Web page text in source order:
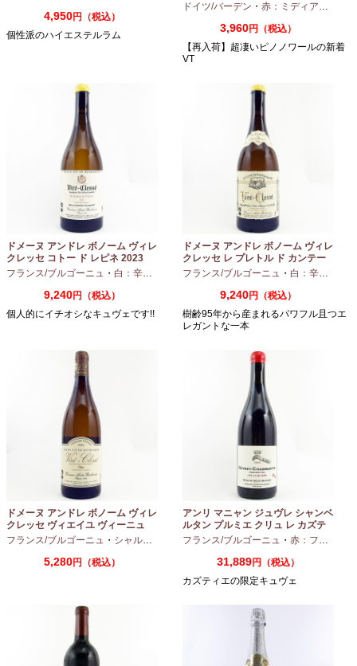
4,950円（税込）
個性派のハイエステルラム
ドイツ/バーデン ・ 赤：ミディアムボディ
3,960円（税込）
【再入荷】超凄いピノノワールの新着
VT
ドメーヌ アンドレ ボノーム ヴィレ
クレッセ コトー ド レピネ 2023
750ml
フランス/ブルゴーニュ ・ 白：辛口 シャルドネ
9,240円（税込）
個人的にイチオシなキュヴェです!!
ドメーヌ アンドレ ボノーム ヴィレ
クレッセ レ プレトル ド カンテー
ヌ 2023 750ml
フランス/ブルゴーニュ ・ 白：辛口
9,240円（税込）
樹齢95年から産まれるパワフル且つエ
レガントな一本
ドメーヌ アンドレ ボノーム ヴィレ
クレッセ ヴィエイユ ヴィーニュ
2024 750ml
フランス/ブルゴーニュ ・ シャルドネ
5,280円（税込）
アンリ マニャン ジュヴレ シャンベ
ルタン プルミエ クリュ レ カズテ
ィエ エルバージュ 24 モワ 2023
フランス/ブルゴーニュ ・ 赤：フルボディ
31,889円（税込）
カズティエの限定キュヴェ